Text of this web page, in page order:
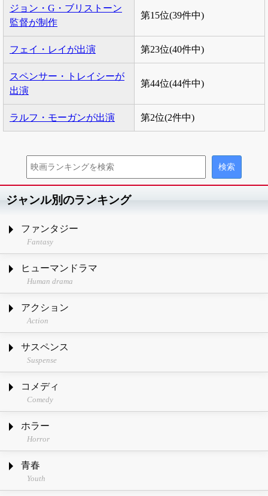
ジョン・G・ブリストーン
監督が制作
第15位(39件中)
フェイ・レイが出演 第23位(40件中)
スペンサー・トレイシーが
出演
第44位(44件中)
ラルフ・モーガンが出演 第2位(2件中)
ジャンル別のランキング
ファンタジー
Fantasy
ヒューマンドラマ
Human drama
アクション
Action
サスペンス
Suspense
コメディ
Comedy
ホラー
Horror
青春
Youth